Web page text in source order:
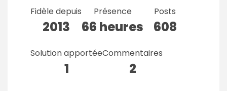
Fidèle depuis
2013
Présence
66 heures
Posts
608
Solution apportée
1
Commentaires
2